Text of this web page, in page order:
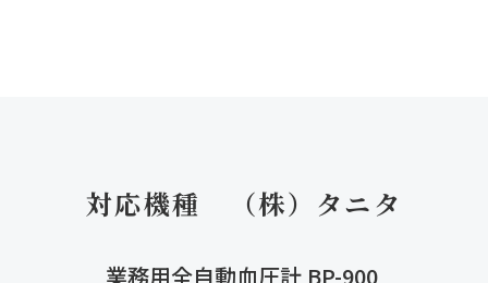
対応機種　（株）タニタ
業務用全自動血圧計 BP-900